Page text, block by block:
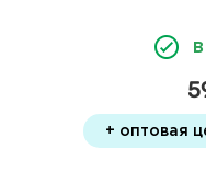
+ оптовая